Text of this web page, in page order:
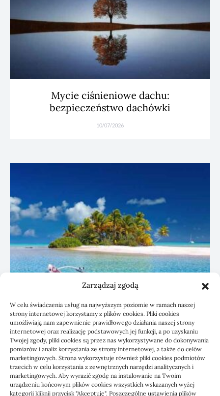
Zarządzaj zgodą
W celu świadczenia usług na najwyższym poziomie w ramach naszej
strony internetowej korzystamy z plików cookies. Pliki cookies
umożliwiają nam zapewnienie prawidłowego działania naszej strony
internetowej oraz realizację podstawowych jej funkcji, a po uzyskaniu
Twojej zgody, pliki cookies są przez nas wykorzystywane do dokonywania
pomiarów i analiz korzystania ze strony internetowej, a także do celów
marketingowych. Strona wykorzystuje również pliki cookies podmiotów
trzecich w celu korzystania z zewnętrznych narzędzi analitycznych i
marketingowych. Aby wyrazić zgodę na instalowanie na Twoim
urządzeniu końcowym plików cookies wszystkich wskazanych wyżej
kategorii kliknij przycisk "Akceptuję". Poszczególne ustawienia plików
Mycie ciśnieniowe dachu:
bezpieczeństwo dachówki
10/07/2026
Czyszczenie paneli PV a wydajność
instalacji
10/07/2026